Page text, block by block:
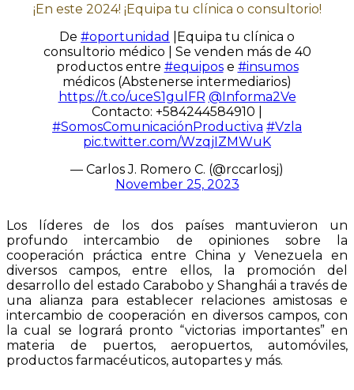
¡En este 2024! ¡Equipa tu clínica o consultorio!
De #oportunidad
|Equipa tu clínica o
consultorio médico | Se venden más de 40
productos entre #equipose #insumos
médicos (Abstenerse intermediarios)
https://t.co/uceS1gulFR @Informa2Ve
Contacto: +584244584910 |
#SomosComunicaciónProductiva #Vzla
pic.twitter.com/WzqjIZMWuK
— Carlos J. Romero C. (@rccarlosj)
November 25, 2023
Los líderes de los dos países mantuvieron un
profundo intercambio de opiniones sobre la
cooperación práctica entre China y Venezuela en
diversos campos, entre ellos, la promoción del
desarrollo del estado Carabobo y Shanghái a través de
una alianza para establecer relaciones amistosas e
intercambio de cooperación en diversos campos, con
la cual se logrará pronto “victorias importantes” en
materia de puertos, aeropuertos, automóviles,
productos farmacéuticos, autopartes y más.